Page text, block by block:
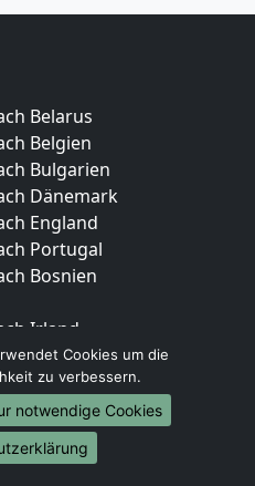
Belarus
Belgien
Bulgarien
Dänemark
England
Portugal
Bosnien
Irland
Lettland
Zypern
Kroatien
Estland
Finnland
Cookies um die
zu verbessern.
notwendige Cookies